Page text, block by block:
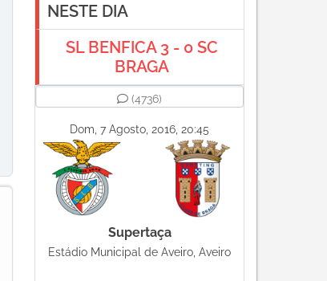
NESTE DIA
SL BENFICA 3 - 0 SC
BRAGA
(4736)
Dom, 7 Agosto, 2016, 20:45
Supertaça
Estádio Municipal de Aveiro, Aveiro